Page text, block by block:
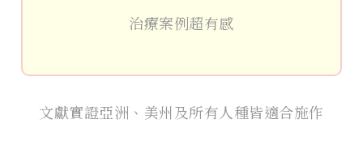
治療案例超有感
文獻實證亞洲、美州及所有人種皆適合施作